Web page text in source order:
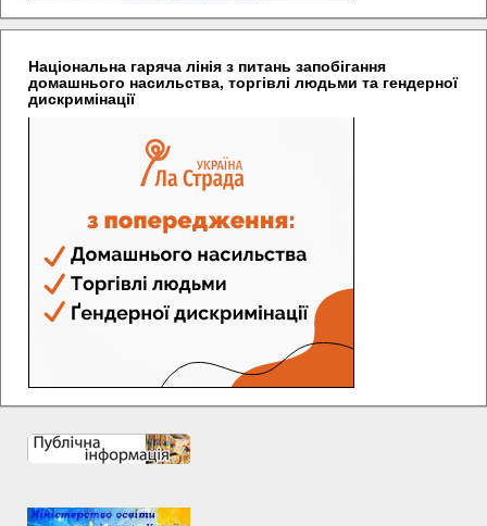
Національна гаряча лінія з питань запобігання
домашнього насильства, торгівлі людьми та гендерної
дискримінації